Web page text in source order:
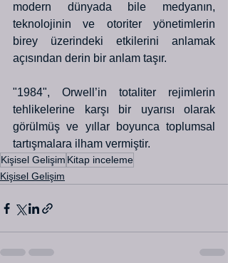
modern dünyada bile medyanın,
teknolojinin ve otoriter yönetimlerin
birey üzerindeki etkilerini anlamak
açısından derin bir anlam taşır.
"1984", Orwell’in totaliter rejimlerin
tehlikelerine karşı bir uyarısı olarak
görülmüş ve yıllar boyunca toplumsal
tartışmalara ilham vermiştir.
Kişisel Gelişim Kitap inceleme
Kişisel Gelişim